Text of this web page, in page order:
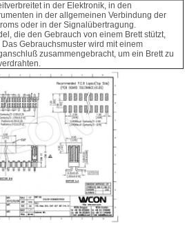
in der Elektronik, in den
in der allgemeinen Verbindung der
oder in der Signalübertragung.
die den Gebrauch von einem Brett stützt,
Gebrauchsmuster wird mit einem
zusammengebracht, um ein Brett zu